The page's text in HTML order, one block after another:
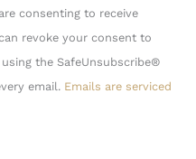
consenting to receive
revoke your consent to
the SafeUnsubscribe®
email. Emails are serviced